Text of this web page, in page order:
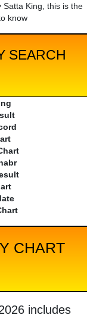
King, this is the
know
SEARCH
CHART
includes